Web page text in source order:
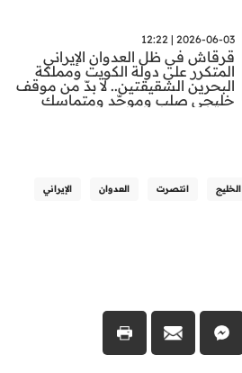
2026-06-03 | 12:22
قرقاش في ظل العدوان الإيراني
المتكرر على دولة الكويت ومملكة
البحرين الشقيقتين.. لا بدّ من موقف
خليجي صلب وموحّد ومتماسك
الخليج انتصرت العدوان الإيراني